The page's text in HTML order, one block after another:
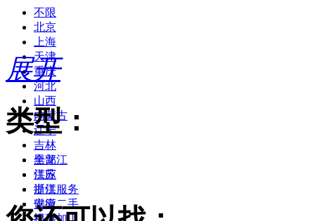
不限
北京
上海
天津
重庆
河北
山西
内蒙古
辽宁
吉林
黑龙江
江苏
浙江
安徽
福建
展开
类型：
全部
供应
提供服务
供应二手